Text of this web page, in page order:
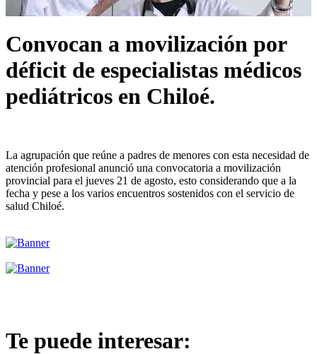
Convocan a movilización por
déficit de especialistas médicos
pediátricos en Chiloé.
La agrupación que reúne a padres de menores con esta necesidad de
atención profesional anunció una convocatoria a movilización
provincial para el jueves 21 de agosto, esto considerando que a la
fecha y pese a los varios encuentros sostenidos con el servicio de
salud Chiloé.
Te puede interesar: